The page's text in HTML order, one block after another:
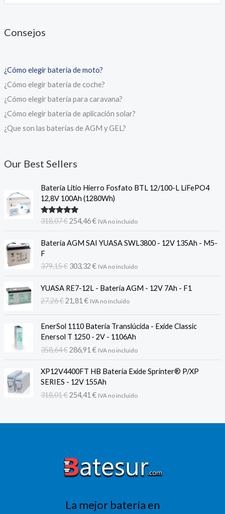
Consejos
¿Cómo elegir batería de moto?
¿Cómo elegir batería de coche?
¿Cómo elegir batería para caravana?
¿Cómo elegir batería de aplicación solar?
¿Que son las baterías de AGM y GEL?
Our Best Sellers
Batería Litio Hierro Fosfato BTL 12/100-L LiFePO4
12,8V 100Ah (1280Wh)
Valorado
con
318,07€El
original
318,07 €.
254,46€El
actual
254,46 €.
IVA no incluido
Batería AGM SAI YUASA SWL3800 - 12V 135Ah - M5-
F
379,15€ El
original
era:
303,32€El
actual
IVA no incluido
YUASA RE7-12L - Batería AGM - 12V 7Ah - F1
27,26€El
era:
27,26 €.
21,81€El
es:
21,81 €.
IVA no incluido
EnerSol 1110 Batería Translúcida - Exide Classic
Enersol T 1250 - 2V - 1106Ah
358,64€El
original
era:
358,64 €.
286,91€El
actual
es:
286,91 €.
IVA no incluido
XP12V4400FT HB Batería Exide Sprinter® P/XP
SERIES - 12V 155Ah
318,01€El
era:
254,41€El
es:
IVA no incluido
La mejor batería en